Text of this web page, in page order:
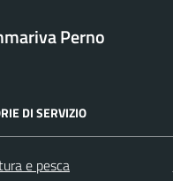
Perno
DI SERVIZIO
e pesca